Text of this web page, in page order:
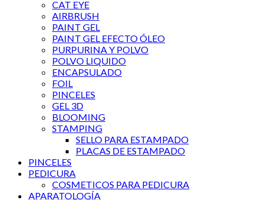
CAT EYE
AIRBRUSH
PAINT GEL
PAINT GEL EFECTO ÓLEO
PURPURINA Y POLVO
POLVO LIQUIDO
ENCAPSULADO
FOIL
PINCELES
GEL 3D
BLOOMING
STAMPING
SELLO PARA ESTAMPADO
PLACAS DE ESTAMPADO
PINCELES
PEDICURA
COSMETICOS PARA PEDICURA
APARATOLOGÍA